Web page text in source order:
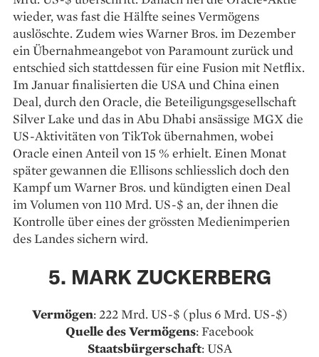
wieder, was fast die Hälfte seines Vermögens
auslöschte. Zudem wies Warner Bros. im Dezember
ein Übernahmeangebot von Paramount zurück und
entschied sich stattdessen für eine Fusion mit Netflix.
Im Januar finalisierten die USA und China einen
Deal, durch den Oracle, die Beteiligungsgesellschaft
Silver Lake und das in Abu Dhabi ansässige MGX die
US-Aktivitäten von TikTok übernahmen, wobei
Oracle einen Anteil von 15 % erhielt. Einen Monat
später gewannen die Ellisons schliesslich doch den
Kampf um Warner Bros. und kündigten einen Deal
im Volumen von 110 Mrd. US-$ an, der ihnen die
Kontrolle über eines der grössten Medienimperien
des Landes sichern wird.
5. MARK ZUCKERBERG
Vermögen: 222 Mrd. US-$ (plus 6 Mrd. US-$)
Quelle des Vermögens: Facebook
Staatsbürgerschaft: USA